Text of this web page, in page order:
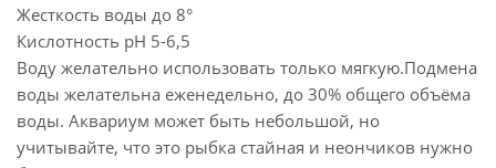
Жесткость воды до 8°
Кислотность pH 5-6,5
Воду желательно использовать только мягкую.Подмена
воды желательна еженедельно, до 30% общего объёма
воды. Аквариум может быть небольшой, но
учитывайте, что это рыбка стайная и неончиков нужно